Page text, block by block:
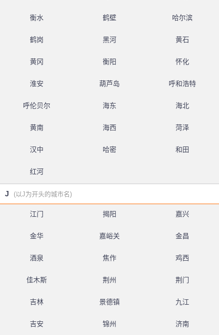
衡水 鹤壁 哈尔滨
鹤岗 黑河 黄石
黄冈 衡阳 怀化
淮安 葫芦岛 呼和浩特
呼伦贝尔 海东 海北
黄南 海西 菏泽
汉中 哈密 和田
红河
J (以J为开头的城市名)
江门 揭阳 嘉兴
金华 嘉峪关 金昌
酒泉 焦作 鸡西
佳木斯 荆州 荆门
吉林 景德镇 九江
吉安 锦州 济南